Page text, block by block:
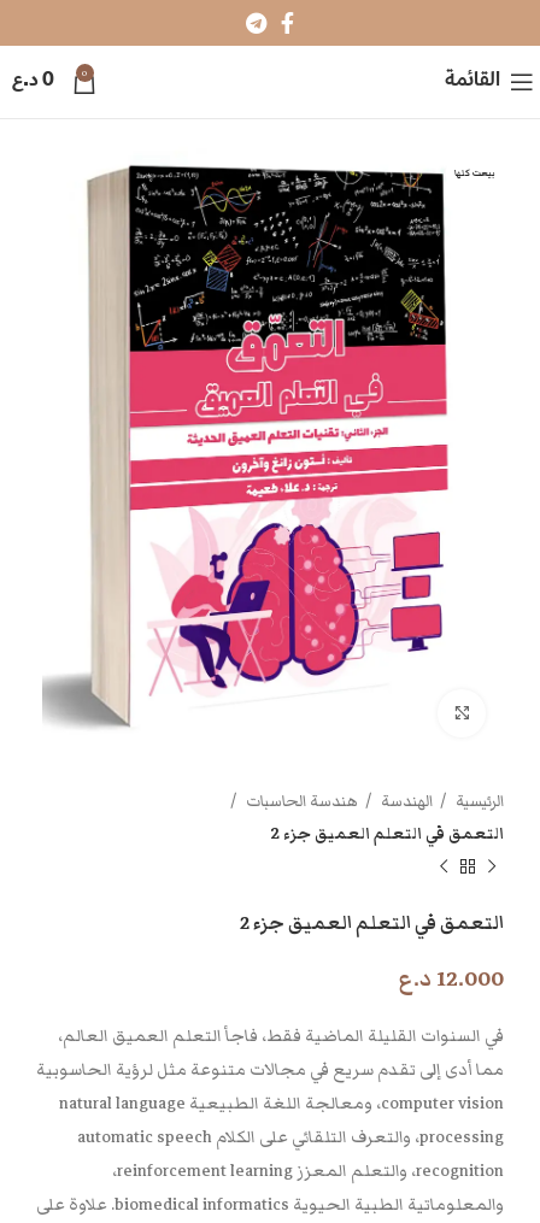
القائمة 0
0د.ع
بيعت كلها
الرئيسية الهندسة
هندسة الحاسبات
التعمق في التعلم العميق جزء 2
التعمق في التعلم العميق جزء 2
12.000 د.ع
في السنوات القليلة الماضية فقط، فاجأ التعلم العميق العالم،
مما أدى إلى تقدم سريع في مجالات متنوعة مثل لرؤية الحاسوبية
computer vision، ومعالجة اللغة الطبيعية natural language
processing، والتعرف التلقائي على الكلام automatic speech
recognition، والتعلم المعزز reinforcement learning،
والمعلوماتية الطبية الحيوية biomedical informatics. علاوة على